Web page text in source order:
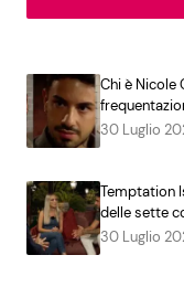
Chi è Nicole
30 Luglio
Temptation
delle sette
30 Luglio